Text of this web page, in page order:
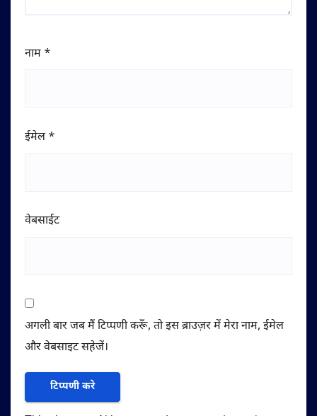
नाम *
ईमेल *
वेबसाईट
अगली बार जब मैं टिप्पणी करूँ, तो इस ब्राउज़र में मेरा नाम, ईमेल
और वेबसाइट सहेजें।